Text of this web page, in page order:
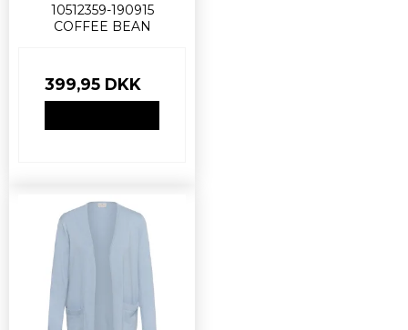
10512359-190915
COFFEE BEAN
399,95 DKK